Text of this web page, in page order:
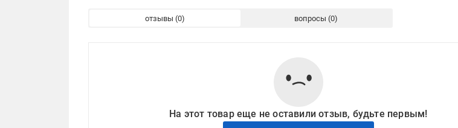
отзывы вопросы
На этот товар еще не оставили отзыв, будьте первым!